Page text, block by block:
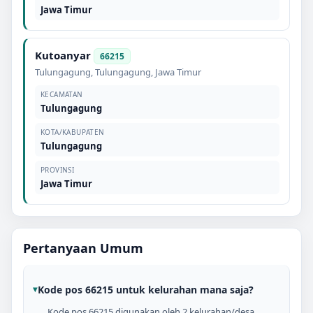
Jawa Timur
Kutoanyar 66215
Tulungagung,Tulungagung, Jawa Timur
KECAMATAN
Tulungagung
KOTA/KABUPATEN
Tulungagung
PROVINSI
Jawa Timur
Pertanyaan Umum
Kode pos 66215 untuk kelurahan mana saja?